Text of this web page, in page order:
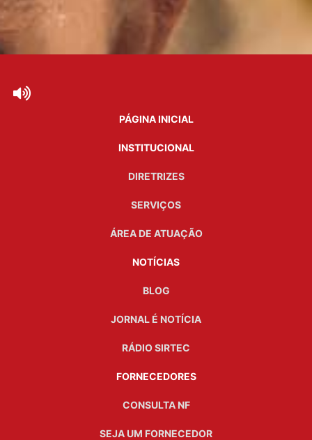
PÁGINA INICIAL
INSTITUCIONAL
DIRETRIZES
SERVIÇOS
ÁREA DE ATUAÇÃO
NOTÍCIAS
BLOG
JORNAL É NOTÍCIA
RÁDIO SIRTEC
FORNECEDORES
CONSULTA NF
SEJA UM FORNECEDOR